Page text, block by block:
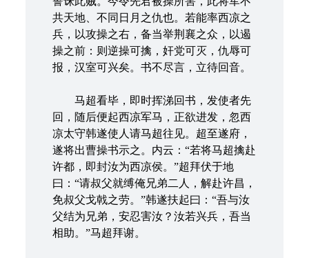
共天地、不同日月之仇也。若能率西凉之
兵，以攻操之右，备当举荆襄之众，以遏
操之前：则逆操可擒，奸党可灭，仇辱可
报，汉室可兴矣。书不尽言，立待回音。
马超看毕，即时挥涕回书，发使者先
回，随后便起西凉军马，正欲进发，忽西
凉太守韩遂使人请马超往见。超至遂府，
遂将出曹操书示之。内云：“若将马超擒赴
许都，即封汝为西凉侯。”超拜伏于地
曰：“请叔父就缚俺兄弟二人，解赴许昌，
免叔父戈戟之劳。”韩遂扶起曰：“吾与汝
父结为兄弟，安忍害汝？汝若兴兵，吾当
相助。”马超拜谢。